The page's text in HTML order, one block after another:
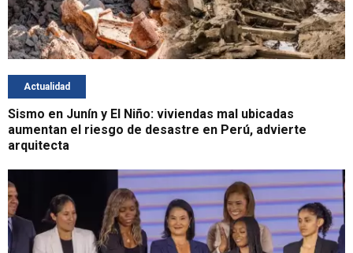
Actualidad
Sismo en Junín y El Niño: viviendas mal ubicadas
aumentan el riesgo de desastre en Perú, advierte
arquitecta